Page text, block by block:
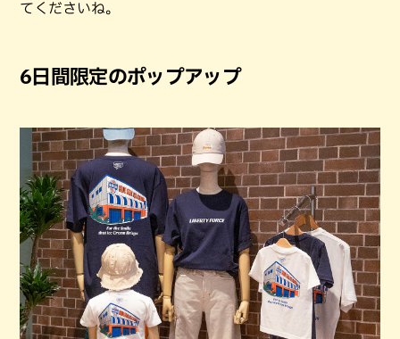
てくださいね。
6日間限定のポップアップ